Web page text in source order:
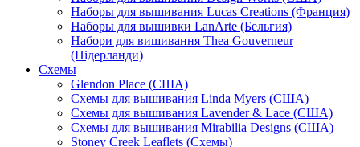
Наборы для вышивания Lucas Creations (Франция)
Наборы для вышивки LanArte (Бельгия)
Набори для вишивання Thea Gouverneur
(Нідерланди)
Схемы
Glendon Place (США)
Схемы для вышивания Linda Myers (США)
Схемы для вышивания Lavender & Lace (США)
Схемы для вышивания Mirabilia Designs (США)
Stoney Creek Leaflets (Схемы)